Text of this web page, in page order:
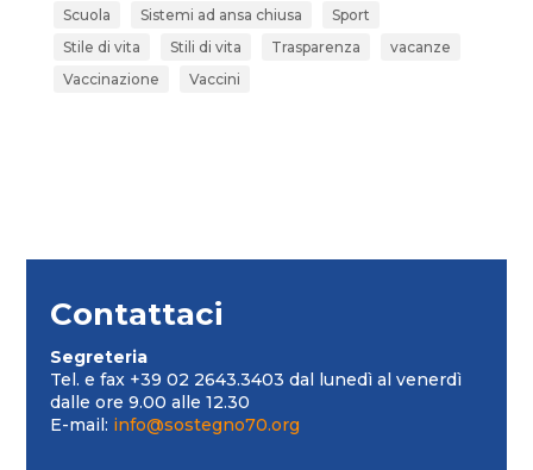
Scuola
Sistemi ad ansa chiusa
Sport
Stile di vita
Stili di vita Trasparenza
vacanze
Vaccinazione
Vaccini
Contattaci
Segreteria
Tel. e fax +39 02 2643.3403 dal lunedì al venerdì
dalle ore 9.00 alle 12.30
E-mail: info@sostegno70.org